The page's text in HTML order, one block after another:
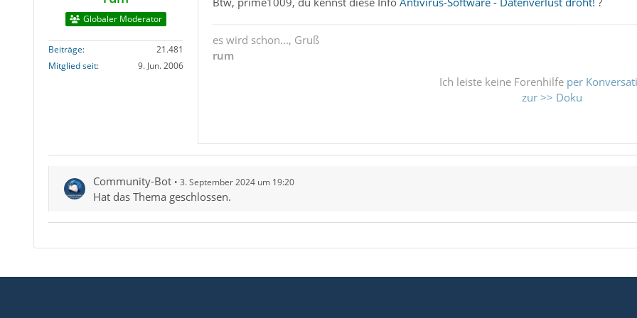
Globaler Moderator
Beiträge
21.481
Mitglied seit
9. Jun. 2006
es wird schon..., Gruß
rum
Ich leiste keine Forenhilfe per
zur >> Doku
Community-Bot 3. September 2024 um 19:20
Hat das Thema geschlossen.